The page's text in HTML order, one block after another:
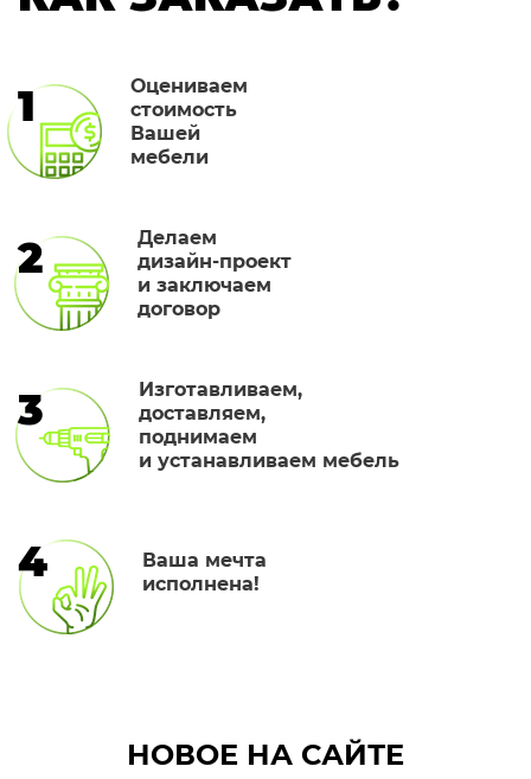
1
Оцениваем
стоимость
Вашей
мебели
2
Делаем
дизайн-проект
и заключаем
договор
3
Изготавливаем,
доставляем,
поднимаем
и устанавливаем мебель
4
Ваша мечта
исполнена!
НОВОЕ НА САЙТЕ